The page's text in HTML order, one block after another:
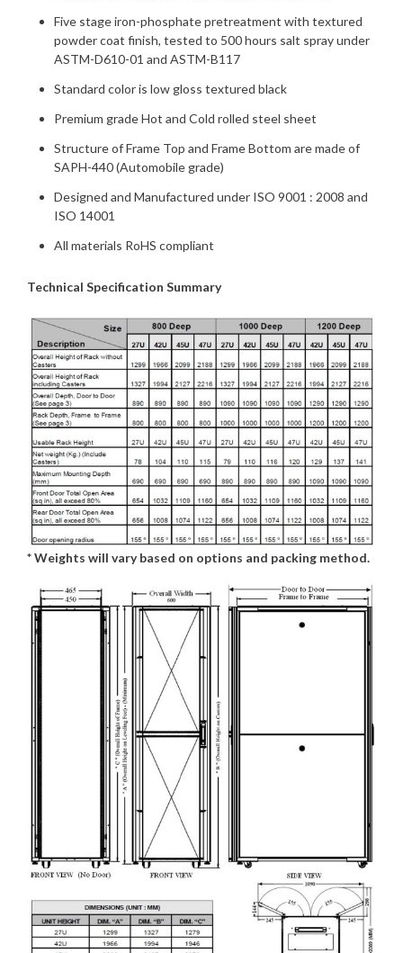
Five stage iron-phosphate pretreatment with textured
powder coat finish, tested to 500 hours salt spray under
ASTM-D610-01 and ASTM-B117
Standard color is low gloss textured black
Premium grade Hot and Cold rolled steel sheet
Structure of Frame Top and Frame Bottom are made of
SAPH-440 (Automobile grade)
Designed and Manufactured under ISO 9001 : 2008 and
ISO 14001
All materials RoHS compliant
Technical Specification Summary
* Weights will vary based on options and packing method.